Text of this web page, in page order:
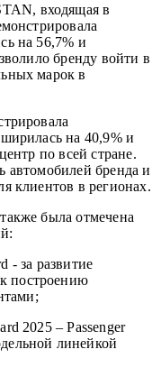
входящая в
на 56,7% и
бренду войти в
марок в
на 40,9% и
по всей стране.
автомобилей бренда и
клиентов в регионах.
была отмечена
- за развитие
построению
2025 – Passenger
линейкой